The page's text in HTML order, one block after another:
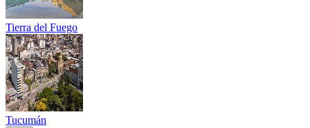
Tierra del Fuego
Tucumán